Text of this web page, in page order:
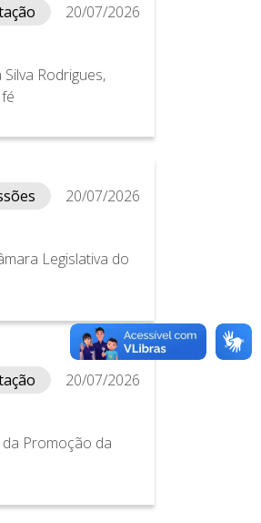
20/07/2026
Rodrigues,
20/07/2026
Legislativa do
20/07/2026
Promoção da